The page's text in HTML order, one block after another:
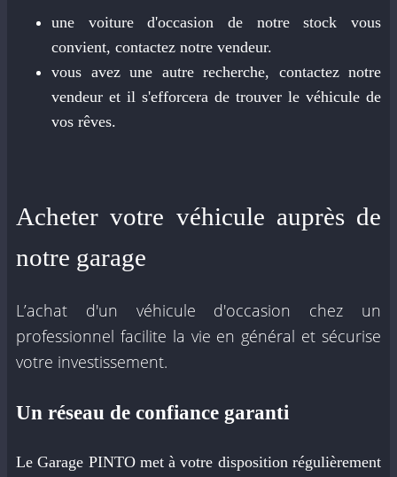
une voiture d'occasion de notre stock vous
convient, contactez notre vendeur.
vous avez une autre recherche, contactez notre
vendeur et il s'efforcera de trouver le véhicule de
vos rêves.
Acheter votre véhicule auprès de
notre garage
L’achat d'un véhicule d'occasion chez un
professionnel facilite la vie en général et sécurise
votre investissement.
Un réseau de confiance garanti
Le Garage PINTO met à votre disposition régulièrement